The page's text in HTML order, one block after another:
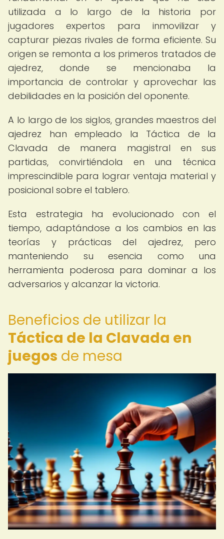
utilizada a lo largo de la historia por
jugadores expertos para inmovilizar y
capturar piezas rivales de forma eficiente. Su
origen se remonta a los primeros tratados de
ajedrez, donde se mencionaba la
importancia de controlar y aprovechar las
debilidades en la posición del oponente.
A lo largo de los siglos, grandes maestros del
ajedrez han empleado la Táctica de la
Clavada de manera magistral en sus
partidas, convirtiéndola en una técnica
imprescindible para lograr ventaja material y
posicional sobre el tablero.
Esta estrategia ha evolucionado con el
tiempo, adaptándose a los cambios en las
teorías y prácticas del ajedrez, pero
manteniendo su esencia como una
herramienta poderosa para dominar a los
adversarios y alcanzar la victoria.
Beneficios de utilizar la
Táctica de la Clavada en
juegos de mesa